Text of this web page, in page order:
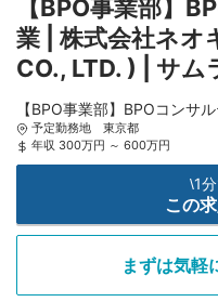
【BPO事業部】
業 | 株式会社ネオ
CO., LTD. ) | サム
【BPO事業部】BPOコンサ
予定勤務地 東京都
年収 300万円 ～ 600万円
まずは気軽
\1
この